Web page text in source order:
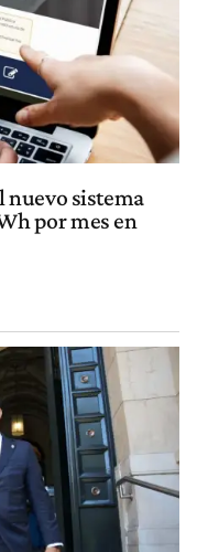
nuevo sistema
por mes en